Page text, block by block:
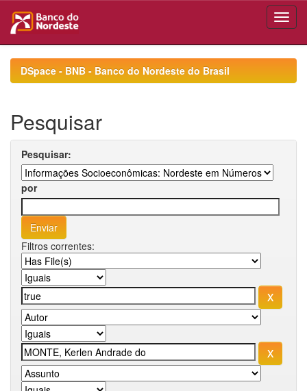
navigationDSpace - BNB - Banco do Nordeste do Brasil
Pesquisar
Pesquisar:
por
Filtros correntes: